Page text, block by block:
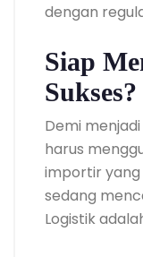
dengan
Siap
Sukses?
Demi
harus
importir
sedang
Logistik